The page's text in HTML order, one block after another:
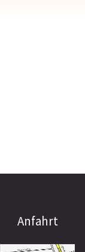
Anfahrt